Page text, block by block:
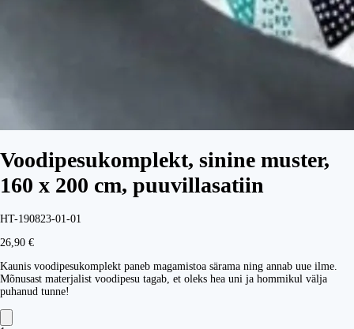
Voodipesukomplekt, sinine muster,
160 x 200 cm, puuvillasatiin
HT-190823-01-01
26,90 €
Kaunis voodipesukomplekt paneb magamistoa särama ning annab uue ilme.
Mõnusast materjalist voodipesu tagab, et oleks hea uni ja hommikul välja
puhanud tunne!